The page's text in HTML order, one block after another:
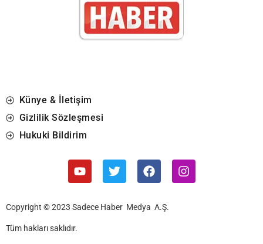
Künye & İletişim
Gizlilik Sözleşmesi
Hukuki Bildirim
Copyright © 2023 Sadece Haber Medya A.Ş.
Tüm hakları saklıdır.